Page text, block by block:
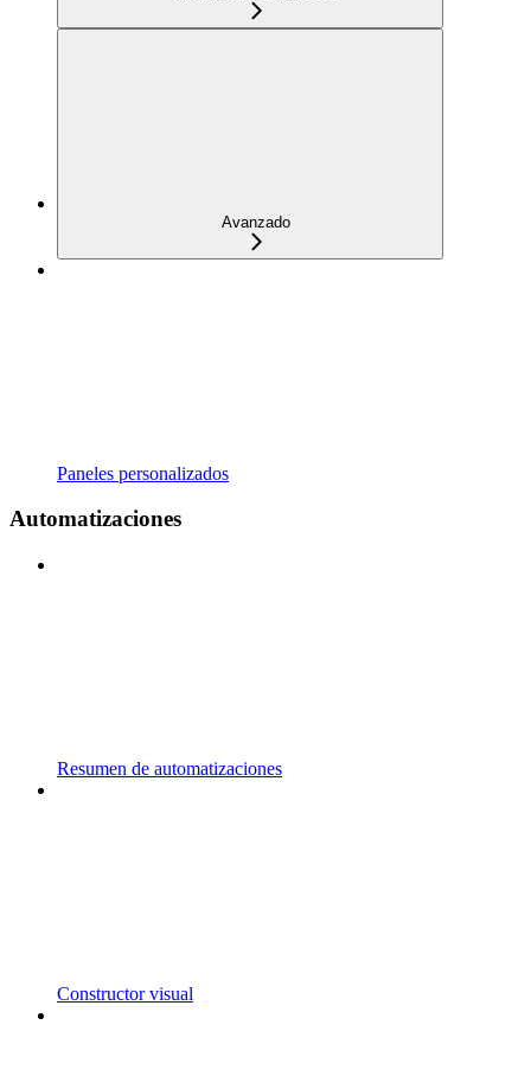
Avanzado
Paneles personalizados
Automatizaciones
Resumen de automatizaciones
Constructor visual